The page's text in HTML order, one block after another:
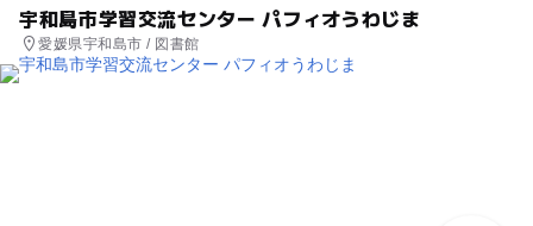
宇和島市学習交流センター パフィオうわじま
愛媛県宇和島市 / 図書館